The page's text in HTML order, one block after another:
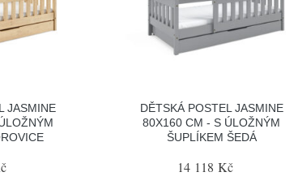
JASMINE
DĚTSKÁ POSTEL JASMINE
80X160 CM - S ÚLOŽNÝM
ŠUPLÍKEM ŠEDÁ
14 118 Kč